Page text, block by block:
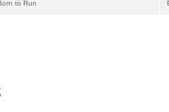
to Run